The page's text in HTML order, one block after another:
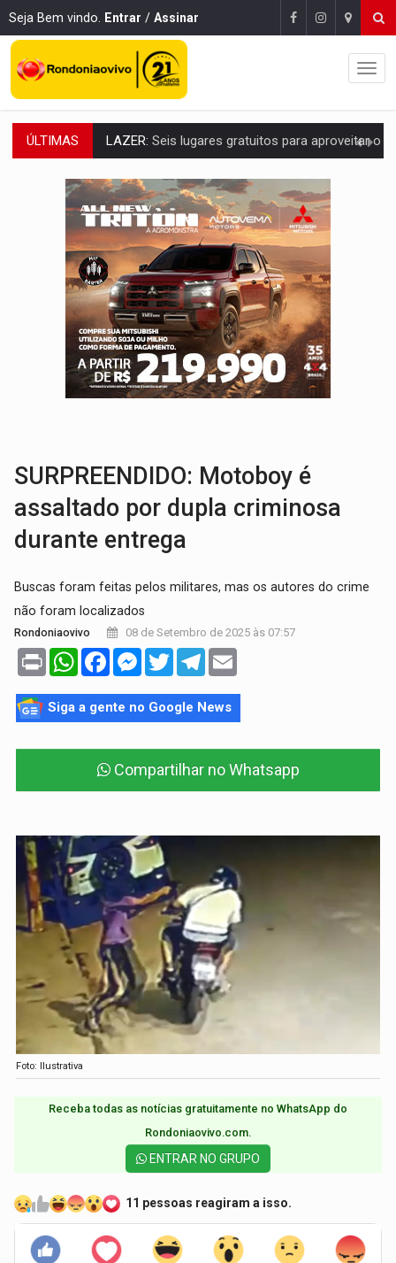
Seja Bem vindo. Entrar / Assinar
ÚLTIMAS LAZER: Seis lugares gratuitos para aproveitar o fim de semana
VÍDEO:FTICCO e Força Tática prendem membro do CV com arma e drogas
INCLUSÃO:Prefeitura fortalece parceria com a APAE para ampliar ações
DEFESA:Exército testa inovações no combate a drones durante
TEMAS SOCIOAMBIENTAIS:Em Itapuã do Oeste, CINEMAZÔNIA leva cinema
PREVISÃO:Interior de Rondônia terá sábado (8) de calor intenso
INFRAESTRUTURA:Após quase 30 anos de espera, asfalto chega ao
A ILHA:Coreografia de Rondônia estreia na programação do Festival de
SURPREENDIDO: Motoboy é
assaltado por dupla criminosa
durante entrega
Buscas foram feitas pelos militares, mas os autores do crime
não foram localizados
Rondoniaovivo 08 de Setembro de 2025 às 07:57
Print WhatsAppFacebookMessenger
TwitterTelegram
Siga a gente no Google News
Compartilhar no Whatsapp
Foto: Ilustrativa
Receba todas as notícias gratuitamente no WhatsApp do
Rondoniaovivo.com.​
ENTRAR NO GRUPO
11 pessoas reagiram a isso.